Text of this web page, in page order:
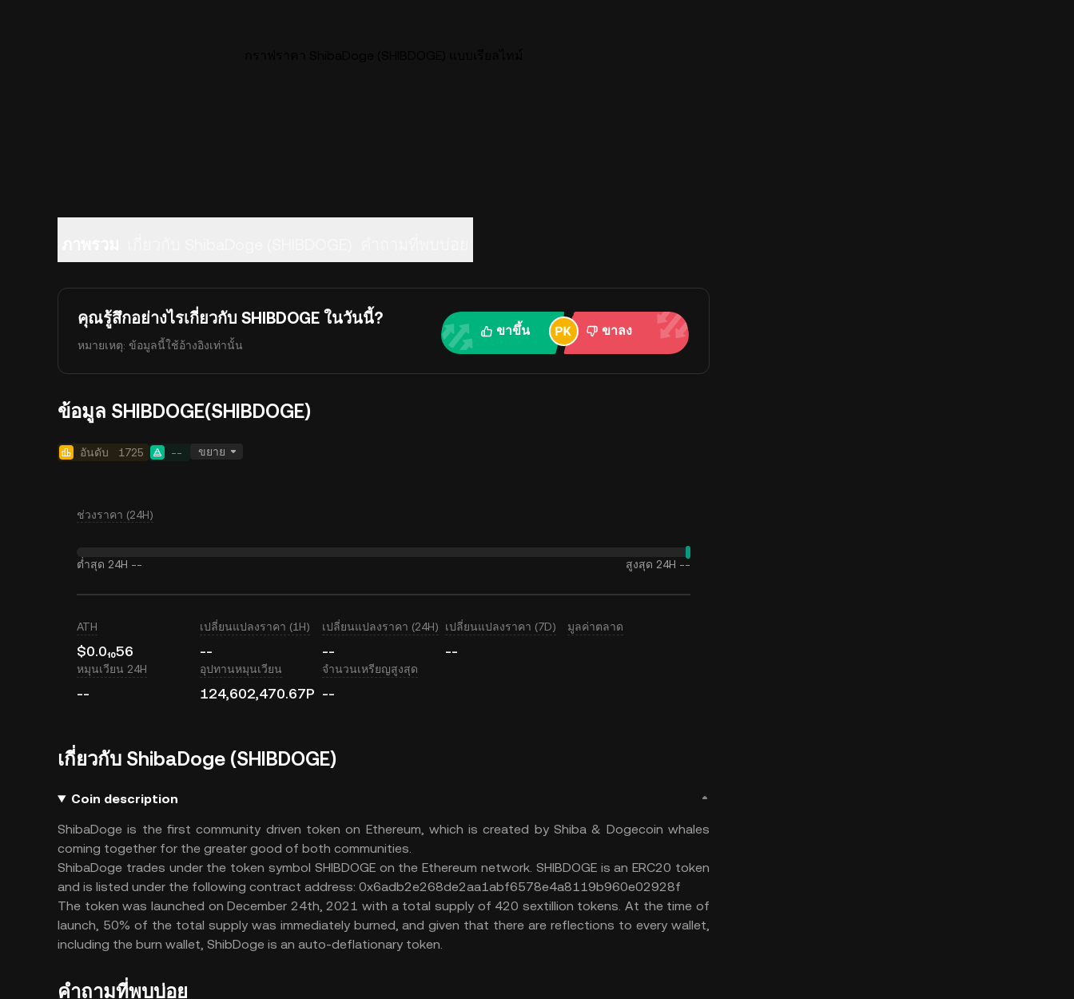
คุณรู้สึกอย่างไรเกี่ยวกับ SHIBDOGE ในวันนี้?
หมายเหตุ: ข้อมูลนี้ใช้อ้างอิงเท่านั้น
ขาขึ้น ขาลง
ข้อมูล SHIBDOGE(SHIBDOGE)
อันดับ 1725 -- ขยาย
ช่วงราคา (24H)
ต่ำสุด 24H -- สูงสุด 24H --
ATH
$0.0₁₀56
เปลี่ยนแปลงราคา (1H)
--
เปลี่ยนแปลงราคา (24H)
--
เปลี่ยนแปลงราคา (7D)
--
มูลค่าตลาด
หมุนเวียน 24H
--
อุปทานหมุนเวียน
124,602,470.67P
จำนวนเหรียญสูงสุด
--
เกี่ยวกับ ShibaDoge (SHIBDOGE)
Coin description
ShibaDoge is the first community driven token on Ethereum, which is created by Shiba & Dogecoin whales
coming together for the greater good of both communities.
ShibaDoge trades under the token symbol SHIBDOGE on the Ethereum network. SHIBDOGE is an ERC20 token
and is listed under the following contract address: 0x6adb2e268de2aa1abf6578e4a8119b960e02928f
The token was launched on December 24th, 2021 with a total supply of 420 sextillion tokens. At the time of
launch, 50% of the total supply was immediately burned, and given that there are reflections to every wallet,
including the burn wallet, ShibDoge is an auto-deflationary token.
คำถามที่พบบ่อย